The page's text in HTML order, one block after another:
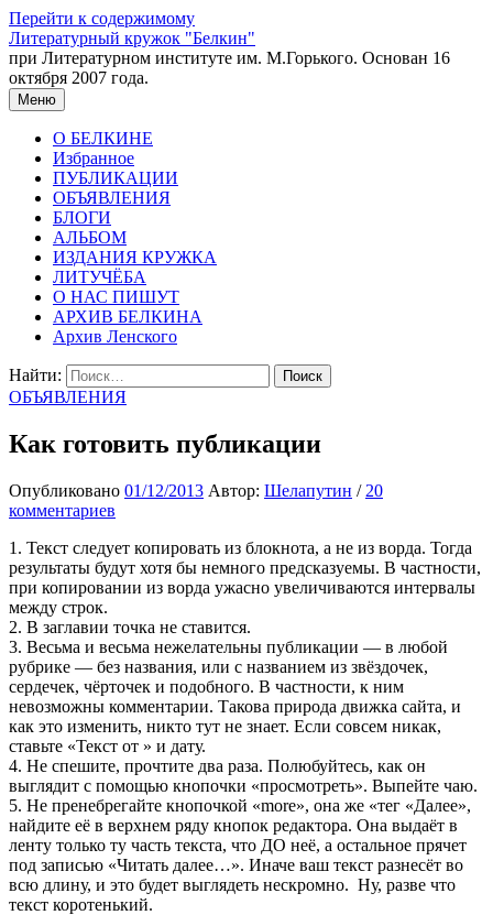
Перейти к содержимому
Литературный кружок "Белкин"
при Литературном институте им. М.Горького. Основан 16
октября 2007 года.
Меню
О БЕЛКИНЕ
Избранное
ПУБЛИКАЦИИ
ОБЪЯВЛЕНИЯ
БЛОГИ
АЛЬБОМ
ИЗДАНИЯ КРУЖКА
ЛИТУЧЁБА
О НАС ПИШУТ
АРХИВ БЕЛКИНА
Архив Ленского
Найти:
ОБЪЯВЛЕНИЯ
Как готовить публикации
Опубликовано 01/12/2013 Автор: Шелапутин / 20
комментариев
1. Текст следует копировать из блокнота, а не из ворда. Тогда
результаты будут хотя бы немного предсказуемы. В частности,
при копировании из ворда ужасно увеличиваются интервалы
между строк.
2. В заглавии точка не ставится.
3. Весьма и весьма нежелательны публикации — в любой
рубрике — без названия, или с названием из звёздочек,
сердечек, чёрточек и подобного. В частности, к ним
невозможны комментарии. Такова природа движка сайта, и
как это изменить, никто тут не знает. Если совсем никак,
ставьте «Текст от » и дату.
4. Не спешите, прочтите два раза. Полюбуйтесь, как он
выглядит с помощью кнопочки «просмотреть». Выпейте чаю.
5. Не пренебрегайте кнопочкой «more», она же «тег «Далее»,
найдите её в верхнем ряду кнопок редактора. Она выдаёт в
ленту только ту часть текста, что ДО неё, а остальное прячет
под записью «Читать далее…». Иначе ваш текст разнесёт во
всю длину, и это будет выглядеть нескромно. Ну, разве что
текст коротенький.